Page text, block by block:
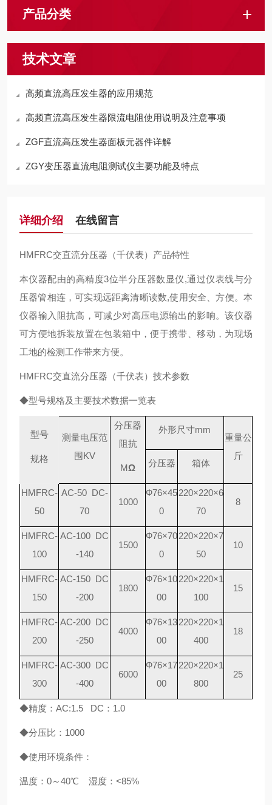
产品分类
技术文章
高频直流高压发生器的应用规范
高频直流高压发生器限流电阻使用说明及注意事项
ZGF直流高压发生器面板元器件详解
ZGY变压器直流电阻测试仪主要功能及特点
详细介绍 在线留言
HMFRC交直流分压器（千伏表）产品特性
本仪器配由的高精度3位半分压器数显仪,通过仪表线与分
压器管相连，可实现远距离清晰读数,使用安全、方便。本
仪器输入阻抗高，可减少对高压电源输出的影响。该仪器
可方便地拆装放置在包装箱中，便于携带、移动，为现场
工地的检测工作带来方便。
HMFRC交直流分压器（千伏表）技术参数
◆型号规格及主要技术数据一览表
型号
规格
测量电压范
围KV
分压器
阻抗
MΩ
外形尺寸mm
重量公
斤
分压器 箱体
HMFRC-
50
AC-50 DC-
70
1000
Ф76×45
0
220×220×6
70
8
HMFRC-
100
AC-100 DC
-140
1500
Ф76×70
0
220×220×7
50
10
HMFRC-
150
AC-150 DC
-200
1800
Ф76×10
00
220×220×1
100
15
HMFRC-
200
AC-200 DC
-250
4000
Ф76×13
00
220×220×1
400
18
HMFRC-
300
AC-300 DC
-400
6000
Ф76×17
00
220×220×1
800
25
◆精度：AC:1.5 DC：1.0
◆分压比：1000
◆使用环境条件：
温度：0～40℃ 湿度：<85%